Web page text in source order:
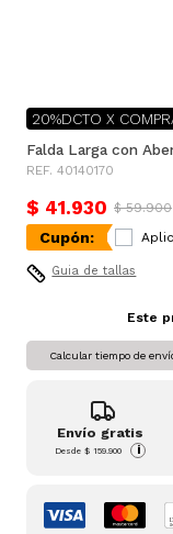
20%DCTO X
Falda Larga con
REF. 40140170
$ 41.930 $ 59.900
Cupón:
Guia de tallas
Este
Calcular tiempo de
Envío gratis
Desde$ 159.900 i